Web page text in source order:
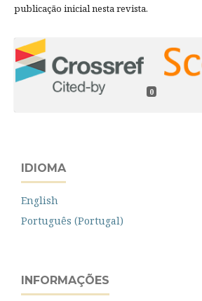
publicação inicial nesta revista.
0
IDIOMA
English
Português (Portugal)
INFORMAÇÕES